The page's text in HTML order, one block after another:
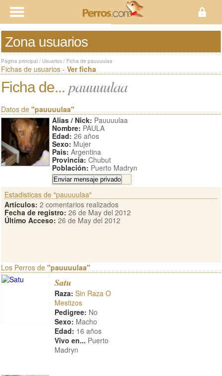
Zona usuarios
Página principal / Usuarios / Ficha de pauuuulaa
Fichas de usuarios - Ver ficha
Ficha de... pauuuulaa
Datos de "pauuuulaa"
Alias / Nick: Pauuuulaa
Nombre: PAULA
Edad: 26 años
Sexo: Mujer
Pais: Argentina
Provincia: Chubut
Población: Puerto Madryn
Estadisticas de "pauuuulaa"
Artículos: 2 comentarios realizados
Fecha de registro: 26 de May del 2012
Último Acceso: 26 de May del 2012
Los Perros de "pauuuulaa"
Satu
Raza: Sin Raza O
Mestizos
Pedigree: No
Sexo: Macho
Edad: 16 años
Vivo en... Puerto
Madryn